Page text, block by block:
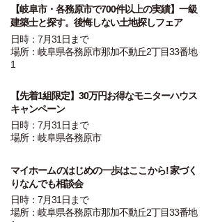
【岐阜市・各務原市で700件以上の実績】一級
建築士と探す。後悔しない土地探しフェア
日時：7月31日まで
場所：岐阜県各務原市那加不動丘2丁目33番地
1
【先着1組限定】30万円お得なモニターハウス
キャンペーン
日時：7月31日まで
場所：岐阜県各務原市
マイホームのはじめの一歩はここから! 家づく
りなんでも相談会
日時：7月31日まで
場所：岐阜県各務原市那加不動丘2丁目33番地